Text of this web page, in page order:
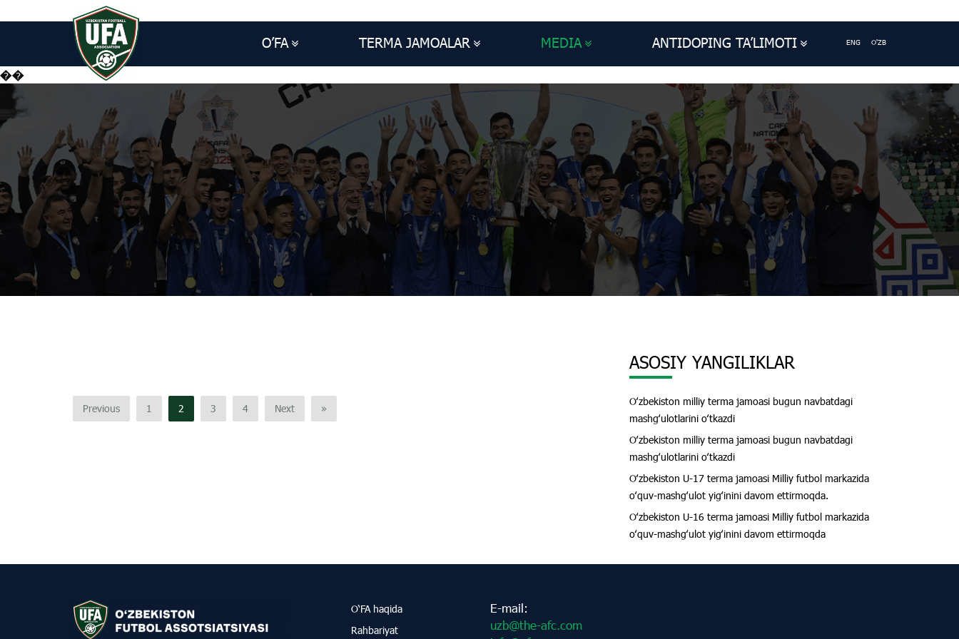
O’FA TERMA JAMOALAR MEDIA ANTIDOPING TA’LIMOTI ENG O'ZB
��
Previous 1 2 3 4 Next »
ASOSIY YANGILIKLAR
Oʻzbekiston milliy terma jamoasi bugun navbatdagi
mashgʻulotlarini oʻtkazdi
Oʻzbekiston milliy terma jamoasi bugun navbatdagi
mashgʻulotlarini oʻtkazdi
Oʻzbekiston U-17 terma jamoasi Milliy futbol markazida
oʻquv-mashgʻulot yigʻinini davom ettirmoqda.
Oʻzbekiston U-16 terma jamoasi Milliy futbol markazida
oʻquv-mashgʻulot yigʻinini davom ettirmoqda
O‘FA haqida
Rahbariyat
E-mail:
uzb@the-afc.com